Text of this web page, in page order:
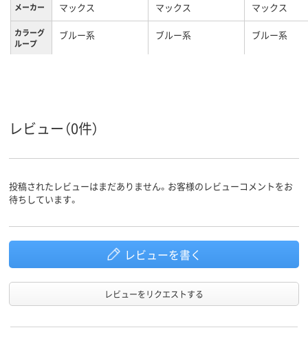
メーカー マックス マックス マックス
カラーグ
ループ
ブルー系 ブルー系 ブルー系
レビュー（0件）
投稿されたレビューはまだありません。お客様のレビューコメントをお
待ちしています。
レビューを書く
レビューをリクエストする